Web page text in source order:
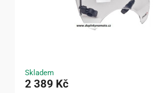
Skladem
2 389 Kč